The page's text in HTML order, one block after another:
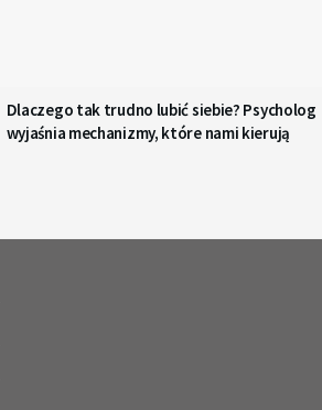
Dlaczego tak trudno lubić siebie? Psycholog
wyjaśnia mechanizmy, które nami kierują